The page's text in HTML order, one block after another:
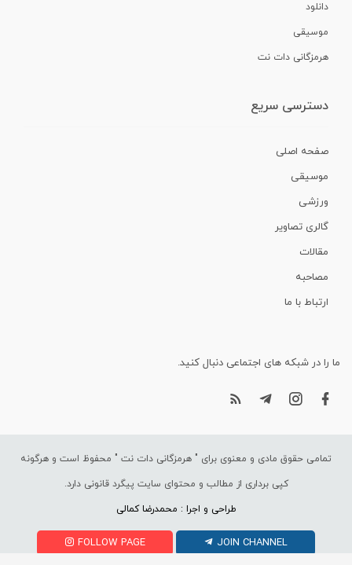
دانلود
موسیقی
هرمزگانی دات نت
دسترسی سریع
صفحه اصلی
موسیقی
ورزشی
گالری تصاویر
مقالات
مصاحبه
ارتباط با ما
ما را در شبکه های اجتماعی دنبال کنید.
تمامی حقوق مادی و معنوی برای " هرمزگانی دات نت " محفوظ است و هرگونه
کپی برداری از مطالب و محتوای سایت پیگرد قانونی دارد.
طراحی و اجرا : محمدرضا کمالی
FOLLOW PAGE JOIN CHANNEL